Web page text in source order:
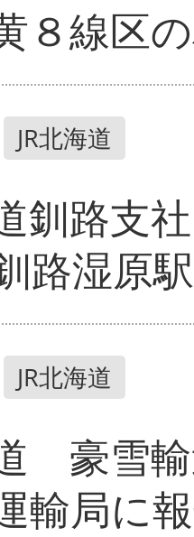
線区
JR北海道
釧路支
路湿原
JR北海道
豪雪
輸局に